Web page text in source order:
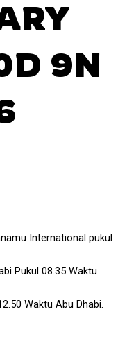
9N
International pukul
Pukul 08.35 Waktu
Waktu Abu Dhabi.